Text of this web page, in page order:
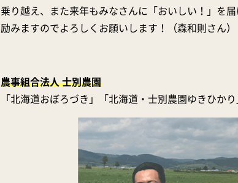
乗り越え、また来年もみなさんに「おいしい！」を
励みますのでよろしくお願いします！（森和則さん）
農事組合法人 士別農園
「北海道おぼろづき」「北海道・士別農園ゆきひかり